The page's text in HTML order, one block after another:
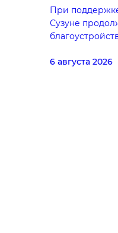
При
Сузуне
6 августа 2026